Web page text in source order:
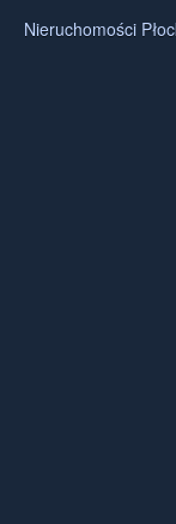
Nieruchomości